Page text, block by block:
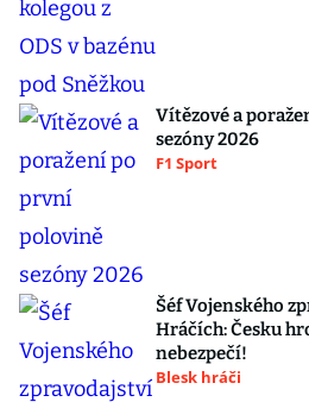
Vítězové a
sezóny 2026
F1 Sport
Šéf Vojenského
Hráčích: Česku
nebezpečí!
Blesk hráči